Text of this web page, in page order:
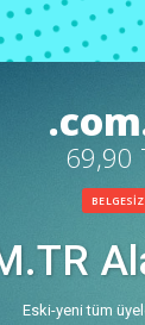
69,90
BELGESİZ
Eski-yeni tüm